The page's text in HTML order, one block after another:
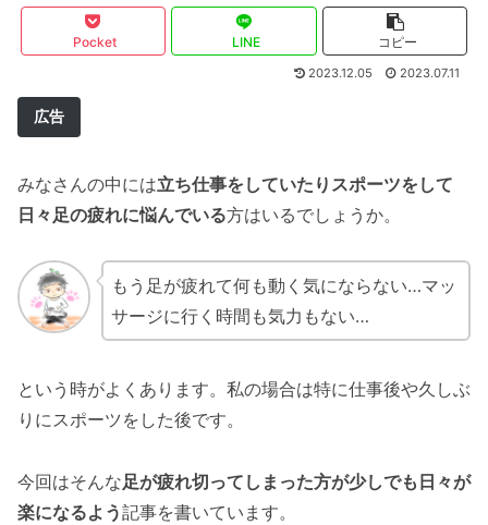
Pocket LINE コピー
2023.12.05 2023.07.11
広告
みなさんの中には立ち仕事をしていたりスポーツをして
日々足の疲れに悩んでいる方はいるでしょうか。
もう足が疲れて何も動く気にならない…マッ
サージに行く時間も気力もない…
という時がよくあります。私の場合は特に仕事後や久しぶ
りにスポーツをした後です。
今回はそんな足が疲れ切ってしまった方が少しでも日々が
楽になるよう記事を書いています。